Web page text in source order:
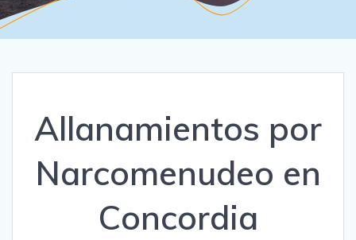
Allanamientos por
Narcomenudeo en
Concordia